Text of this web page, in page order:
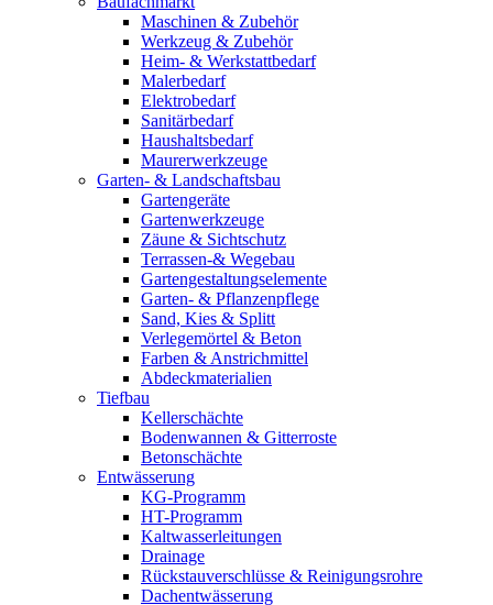
Maschinen & Zubehör
Werkzeug & Zubehör
Heim- & Werkstattbedarf
Malerbedarf
Elektrobedarf
Sanitärbedarf
Haushaltsbedarf
Maurerwerkzeuge
Garten- & Landschaftsbau
Gartengeräte
Gartenwerkzeuge
Zäune & Sichtschutz
Terrassen-& Wegebau
Gartengestaltungselemente
Garten- & Pflanzenpflege
Sand, Kies & Splitt
Verlegemörtel & Beton
Farben & Anstrichmittel
Abdeckmaterialien
Tiefbau
Kellerschächte
Bodenwannen & Gitterroste
Betonschächte
Entwässerung
KG-Programm
HT-Programm
Kaltwasserleitungen
Drainage
Rückstauverschlüsse & Reinigungsrohre
Dachentwässerung